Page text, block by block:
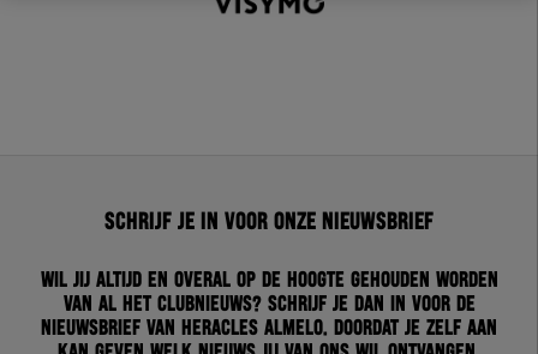
Schrijf je in voor onze nieuwsbrief
Wil jij altijd en overal op de hoogte gehouden worden
van al het clubnieuws? Schrijf je dan in voor de
nieuwsbrief van Heracles Almelo. Doordat je zelf aan